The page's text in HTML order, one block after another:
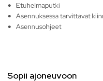
Etuhelmaputki
Asennuksessa tarvittavat
Asennusohjeet
Sopii ajoneuvoon